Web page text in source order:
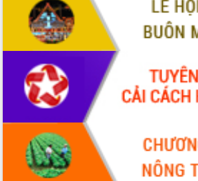
Diễn đàn Kinh tế tư nhân Việt Nam đột
phá cơ chế - Hợp tác công tư
Đề án 06 tạo bước ngoặt đột phá trong
cải cách hành chính tỉnh Đắk Lắk
Kết nối tour, đẩy mạnh chuyển đổi số
để phát triển du lịch Đắk Lắk
Khởi động Dự án Đầu tư xây dựng hạ
tầng kỹ thuật Cụm công nghiệp Tân
Tiến
Gặp mặt các cơ quan báo chí nhân Kỷ
niệm 101 năm Ngày Báo chí Cách
mạng Việt Nam